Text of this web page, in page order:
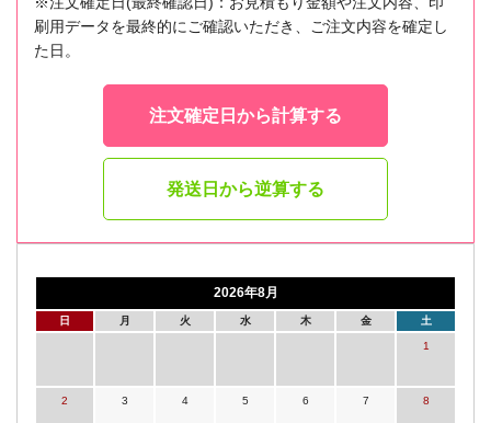
刷用データを最終的にご確認いただき、ご注文内容を確定し
た日。
注文確定日から計算する
発送日から逆算する
2026年8月
日 月 火 水 木 金 土
1
2 3 4 5 6 7 8